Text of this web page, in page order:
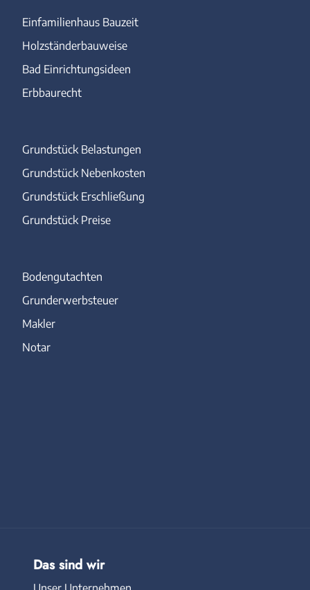
Einfamilienhaus Bauzeit
Holzständerbauweise
Bad Einrichtungsideen
Erbbaurecht
Grundstück Belastungen
Grundstück Nebenkosten
Grundstück Erschließung
Grundstück Preise
Bodengutachten
Grunderwerbsteuer
Makler
Notar
Das sind wir